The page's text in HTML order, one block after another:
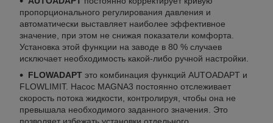
пропорционального регулирования давления и
автоматически выставляет наиболее эффективное
значение, при этом не снижая показатели комфорта.
Установка этой функции на заводе в 80 % случаев
исключает необходимость какой-либо ручной настройки.
FLOWADAPT это комбинация функций AUTOADAPT и
FLOWLIMIT. Насос MAGNA3 постоянно отслеживает
скорость потока жидкости, контролируя, чтобы она не
превышала необходимого заданного значения. Это
позволяет избежать установки отдельного